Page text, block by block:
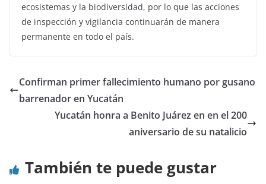
ecosistemas y la biodiversidad, por lo que las acciones
de inspección y vigilancia continuarán de manera
permanente en todo el país.
Confirman primer fallecimiento humano por gusano
barrenador en Yucatán
Yucatán honra a Benito Juárez en en el 200
aniversario de su natalicio
También te puede gustar